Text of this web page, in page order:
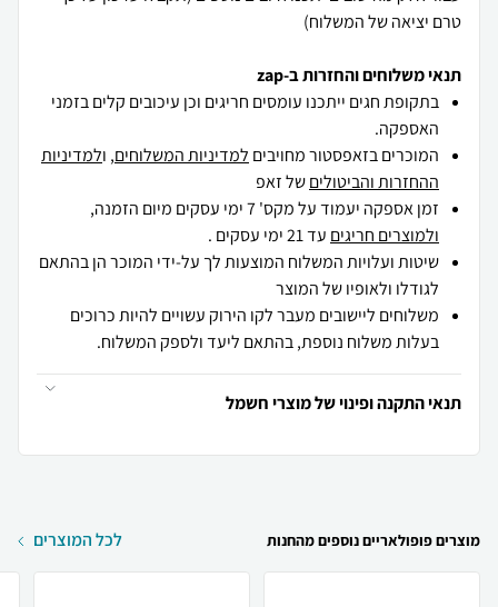
טרם יציאה של המשלוח)
תנאי משלוחים והחזרות ב-zap
בתקופת חגים ייתכנו עומסים חריגים וכן עיכובים קלים בזמני
האספקה.
המוכרים בזאפסטור מחויבים למדיניות המשלוחים, ולמדיניות
ההחזרות והביטוליםשל זאפ
זמן אספקה יעמוד על מקס' 7 ימי עסקים מיום הזמנה,
ולמוצרים חריגים עד 21 ימי עסקים .
שיטות ועלויות המשלוח המוצעות לך על-ידי המוכר הן בהתאם
לגודלו ולאופיו של המוצר
משלוחים ליישובים מעבר לקו הירוק עשויים להיות כרוכים
בעלות משלוח נוספת, בהתאם ליעד ולספק המשלוח.
תנאי התקנה ופינוי של מוצרי חשמל
מוצרים פופולאריים נוספים מהחנות לכל המוצרים